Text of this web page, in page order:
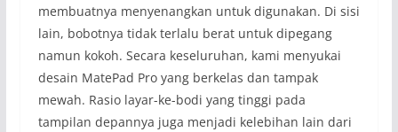
membuatnya menyenangkan untuk digunakan. Di sisi
lain, bobotnya tidak terlalu berat untuk dipegang
namun kokoh. Secara keseluruhan, kami menyukai
desain MatePad Pro yang berkelas dan tampak
mewah. Rasio layar-ke-bodi yang tinggi pada
tampilan depannya juga menjadi kelebihan lain dari